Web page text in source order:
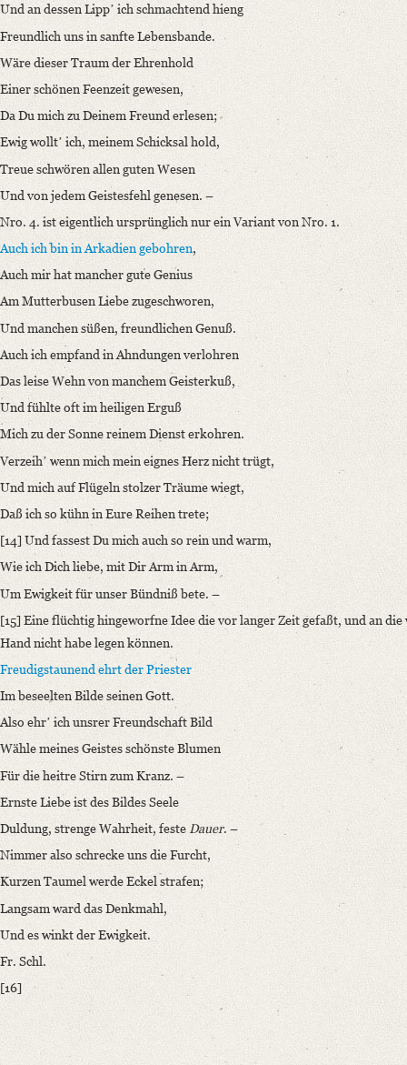
Und an dessen Lippʼ ich schmachtend hieng
Freundlich uns in sanfte Lebensbande.
Wäre dieser Traum der Ehrenhold
Einer schönen Feenzeit gewesen,
Da Du mich zu Deinem Freund erlesen;
Ewig wolltʼ ich, meinem Schicksal hold,
Treue schwören allen guten Wesen
Und von jedem Geistesfehl genesen. –
Nro. 4. ist eigentlich ursprünglich nur ein Variant von Nro. 1.
Auch ich bin in Arkadien gebohren,
Auch mir hat mancher gute Genius
Am Mutterbusen Liebe zugeschworen,
Und manchen süßen, freundlichen Genuß.
Auch ich empfand in Ahndungen verlohren
Das leise Wehn von manchem Geisterkuß,
Und fühlte oft im heiligen Erguß
Mich zu der Sonne reinem Dienst erkohren.
Verzeihʼ wenn mich mein eignes Herz nicht trügt,
Und mich auf Flügeln stolzer Träume wiegt,
Daß ich so kühn in Eure Reihen trete;
[14] Und fassest Du mich auch so rein und warm,
Wie ich Dich liebe, mit Dir Arm in Arm,
Um Ewigkeit für unser Bündniß bete. –
[15] Eine flüchtig hingeworfne Idee die vor langer Zeit gefaßt, und an
Hand nicht habe legen können.
Freudigstaunend ehrt der Priester
Im beseelten Bilde seinen Gott.
Also ehrʼ ich unsrer Freundschaft Bild
Wähle meines Geistes schönste Blumen
Für die heitre Stirn zum Kranz. –
Ernste Liebe ist des Bildes Seele
Duldung, strenge Wahrheit, feste Dauer. –
Nimmer also schrecke uns die Furcht,
Kurzen Taumel werde Eckel strafen;
Langsam ward das Denkmahl,
Und es winkt der Ewigkeit.
Fr. Schl.
[16]